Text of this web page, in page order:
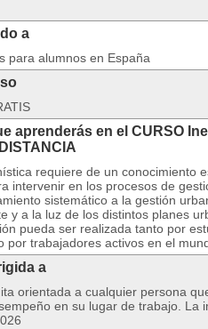
a
para alumnos en España
aprenderás en el CURSO
requiere de un conocimiento
intervenir en los procesos de
sistemático a la gestión
y a la luz de los distintos planes
pueda ser realizada tanto por
por trabajadores activos en el
a
orientada a cualquier persona
en su lugar de trabajo. La